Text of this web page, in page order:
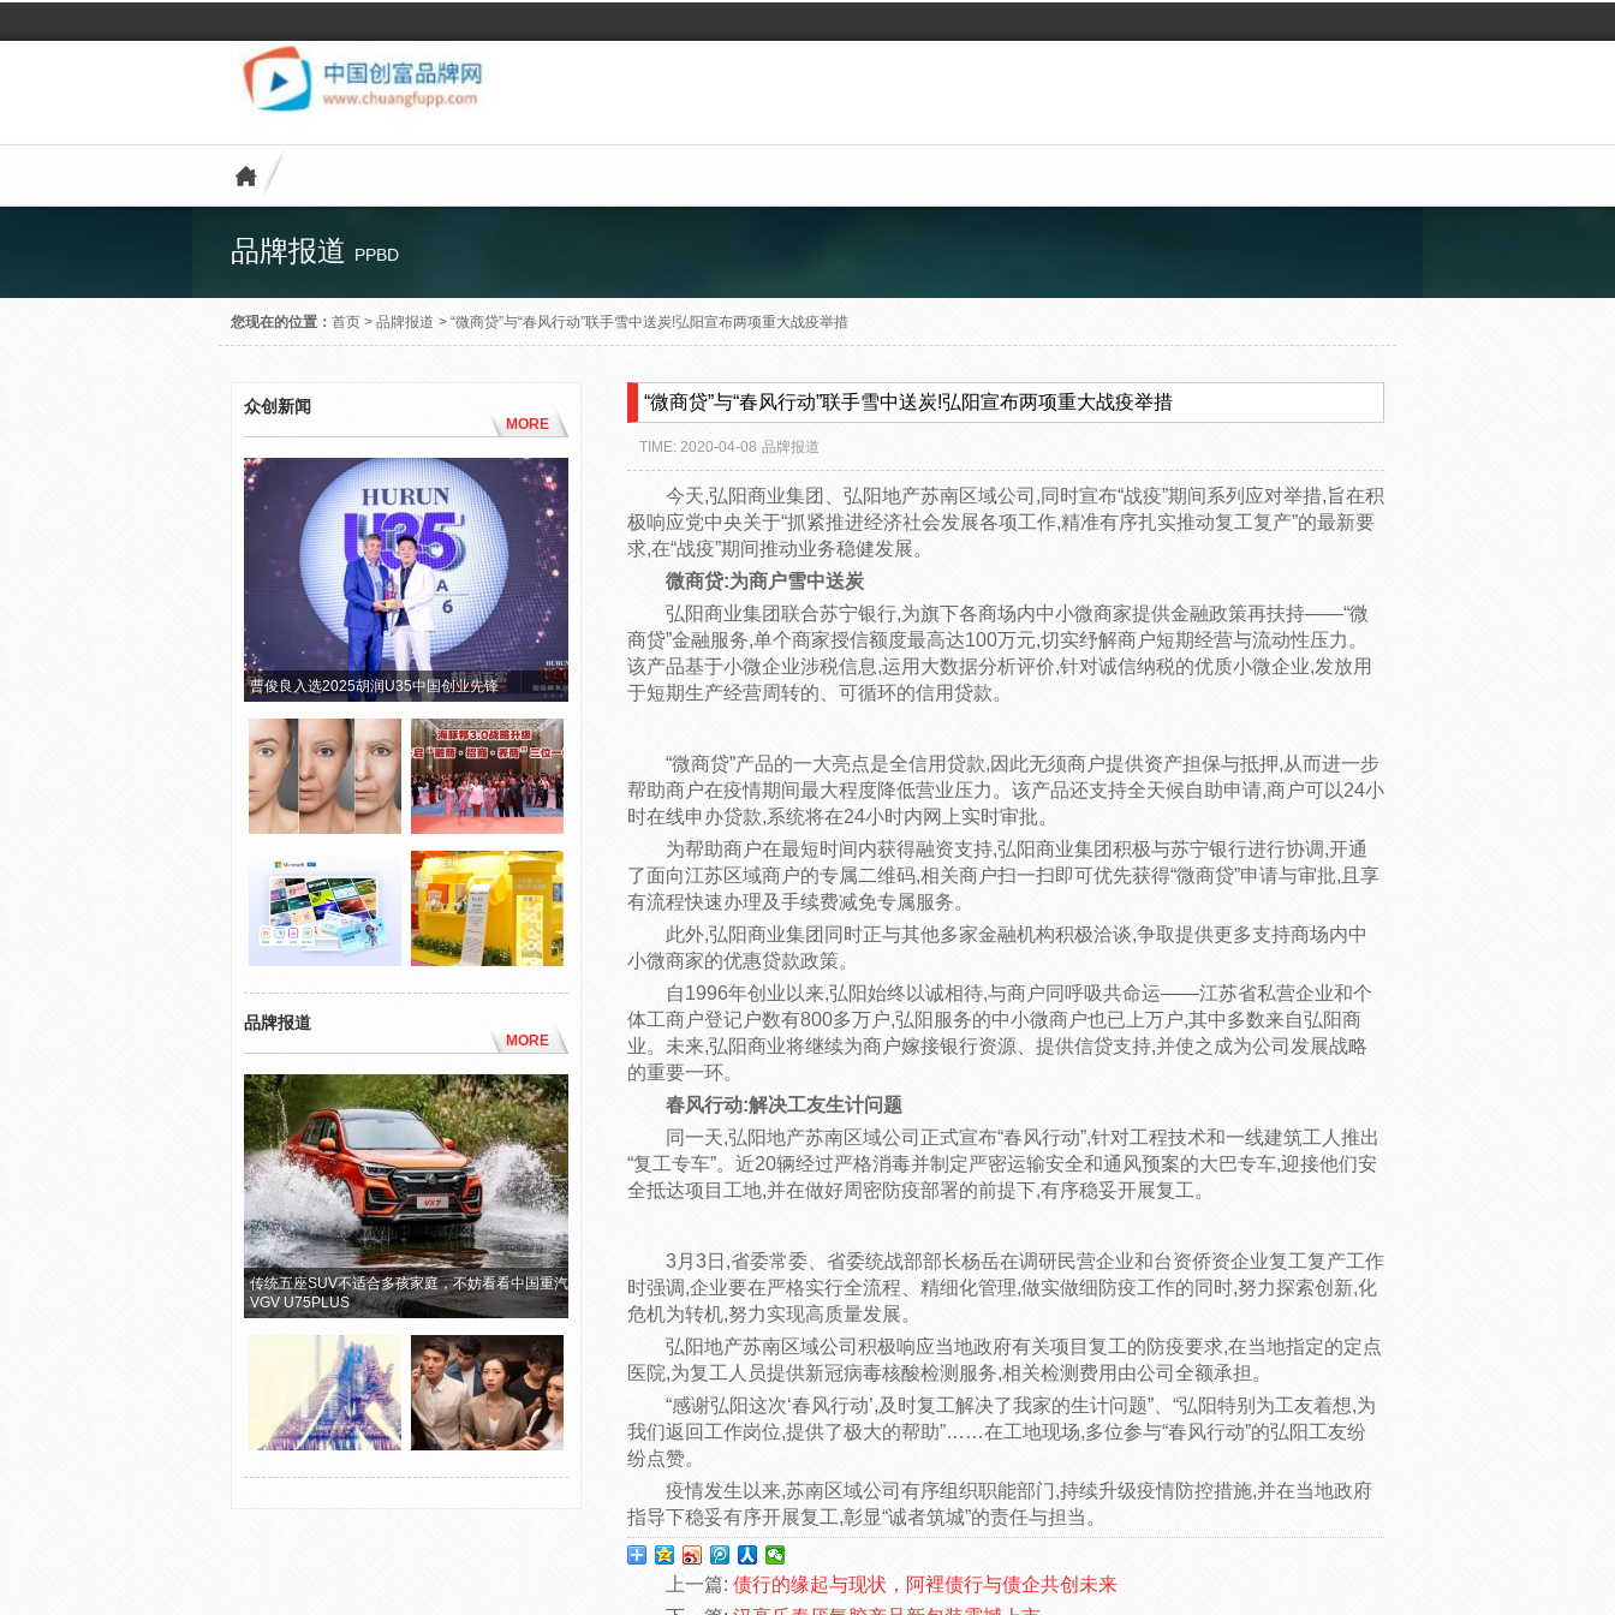
品牌报道 PPBD
您现在的位置： 首页 > 品牌报道 > “微商贷”与“春风行动”联手雪中送炭!弘阳宣布两项重大战疫举措
众创新闻
MORE
曹俊良入选2025胡润U35中国创业先锋
品牌报道
MORE
传统五座SUV不适合多孩家庭，不妨看看中国重汽
VGV U75PLUS
“微商贷”与“春风行动”联手雪中送炭!弘阳宣布两项重大战疫举措
TIME: 2020-04-08 品牌报道
今天,弘阳商业集团、弘阳地产苏南区域公司,同时宣布“战疫”期间系列应对举措,旨在积
极响应党中央关于“抓紧推进经济社会发展各项工作,精准有序扎实推动复工复产”的最新要
求,在“战疫”期间推动业务稳健发展。
微商贷:为商户雪中送炭
弘阳商业集团联合苏宁银行,为旗下各商场内中小微商家提供金融政策再扶持——“微
商贷”金融服务,单个商家授信额度最高达100万元,切实纾解商户短期经营与流动性压力。
该产品基于小微企业涉税信息,运用大数据分析评价,针对诚信纳税的优质小微企业,发放用
于短期生产经营周转的、可循环的信用贷款。
“微商贷”产品的一大亮点是全信用贷款,因此无须商户提供资产担保与抵押,从而进一步
帮助商户在疫情期间最大程度降低营业压力。该产品还支持全天候自助申请,商户可以24小
时在线申办贷款,系统将在24小时内网上实时审批。
为帮助商户在最短时间内获得融资支持,弘阳商业集团积极与苏宁银行进行协调,开通
了面向江苏区域商户的专属二维码,相关商户扫一扫即可优先获得“微商贷”申请与审批,且享
有流程快速办理及手续费减免专属服务。
此外,弘阳商业集团同时正与其他多家金融机构积极洽谈,争取提供更多支持商场内中
小微商家的优惠贷款政策。
自1996年创业以来,弘阳始终以诚相待,与商户同呼吸共命运——江苏省私营企业和个
体工商户登记户数有800多万户,弘阳服务的中小微商户也已上万户,其中多数来自弘阳商
业。未来,弘阳商业将继续为商户嫁接银行资源、提供信贷支持,并使之成为公司发展战略
的重要一环。
春风行动:解决工友生计问题
同一天,弘阳地产苏南区域公司正式宣布“春风行动”,针对工程技术和一线建筑工人推出
“复工专车”。近20辆经过严格消毒并制定严密运输安全和通风预案的大巴专车,迎接他们安
全抵达项目工地,并在做好周密防疫部署的前提下,有序稳妥开展复工。
3月3日,省委常委、省委统战部部长杨岳在调研民营企业和台资侨资企业复工复产工作
时强调,企业要在严格实行全流程、精细化管理,做实做细防疫工作的同时,努力探索创新,化
危机为转机,努力实现高质量发展。
弘阳地产苏南区域公司积极响应当地政府有关项目复工的防疫要求,在当地指定的定点
医院,为复工人员提供新冠病毒核酸检测服务,相关检测费用由公司全额承担。
“感谢弘阳这次‘春风行动’,及时复工解决了我家的生计问题”、“弘阳特别为工友着想,为
我们返回工作岗位,提供了极大的帮助”……在工地现场,多位参与“春风行动”的弘阳工友纷
纷点赞。
疫情发生以来,苏南区域公司有序组织职能部门,持续升级疫情防控措施,并在当地政府
指导下稳妥有序开展复工,彰显“诚者筑城”的责任与担当。
上一篇: 债行的缘起与现状，阿裡债行与债企共创未来